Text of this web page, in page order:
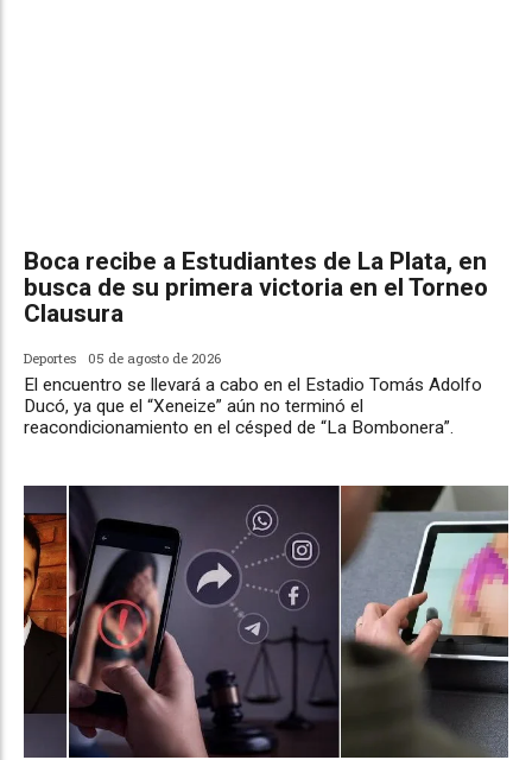
Boca recibe a Estudiantes de La Plata, en
busca de su primera victoria en el Torneo
Clausura
Deportes 05 de agosto de 2026
El encuentro se llevará a cabo en el Estadio Tomás Adolfo
Ducó, ya que el “Xeneize” aún no terminó el
reacondicionamiento en el césped de “La Bombonera”.